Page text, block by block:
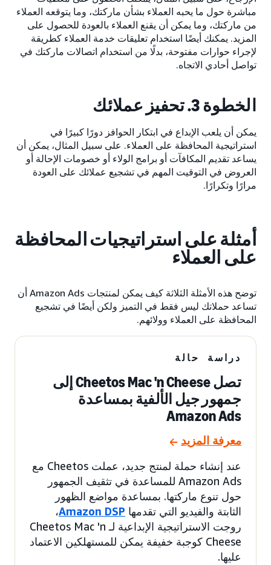
مباشرة حول ما يحبه العملاء بشأن ماركتك، وما يتوقعه العملاء
من ماركتك، وما يمكن أن يقنع العملاء بالعودة للحصول على
المزيد. يمكنك أيضًا استخدام تعليقات خدمة العملاء كطريقة
لإجراء حوارات مفتوحة، بدلًا من استخدام اتصالات ماركتك في
تواصل أحادي الاتجاه.
الخطوة 3. تحفيز عملائك
يمكن أن يلعب الإبداع في ابتكار الحوافز دورًا كبيرًا في
استراتيجية المحافظة على العملاء. على سبيل المثال، يمكن أن
يساعد تقديم المكافآت أو برامج الولاء أو خصومات الإحالة أو
العروض في التوقيت المهم في تشجيع عملائك على العودة
مرارًا وتكرارًا.
أمثلة على استراتيجيات المحافظة
على العملاء
توضح هذه الأمثلة الثلاثة كيف يمكن لمنتجات Amazon Ads أن
تساعد حملاتك ليس فقط في التميز ولكن أيضًا في تشجيع
المحافظة على العملاء وولائهم.
دراسة حالة
تصل Cheetos Mac 'n Cheese إلى
جمهور جيل الألفية بمساعدة
Amazon Ads
معرفة المزيد
عند إنشاء حملة لمنتج جديد، عملت Cheetos مع
Amazon Ads للمساعدة في تثقيف الجمهور
حول تنوع ماركتها. بمساعدة مواضع الظهور
الثابتة والفيديو التي تقدمها Amazon DSP،
روجت الاستراتيجية الإبداعية لـ Cheetos Mac 'n
Cheese كوجبة خفيفة يمكن للمستهلكين الاعتماد
عليها.